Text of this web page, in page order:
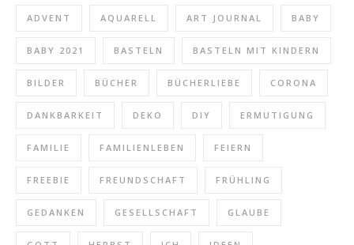
ADVENT AQUARELL ART JOURNAL BABY
BABY 2021 BASTELN BASTELN MIT KINDERN
BILDER BÜCHER BÜCHERLIEBE CORONA
DANKBARKEIT DEKO DIY ERMUTIGUNG
FAMILIE FAMILIENLEBEN FEIERN
FREEBIE FREUNDSCHAFT FRÜHLING
GEDANKEN GESELLSCHAFT GLAUBE